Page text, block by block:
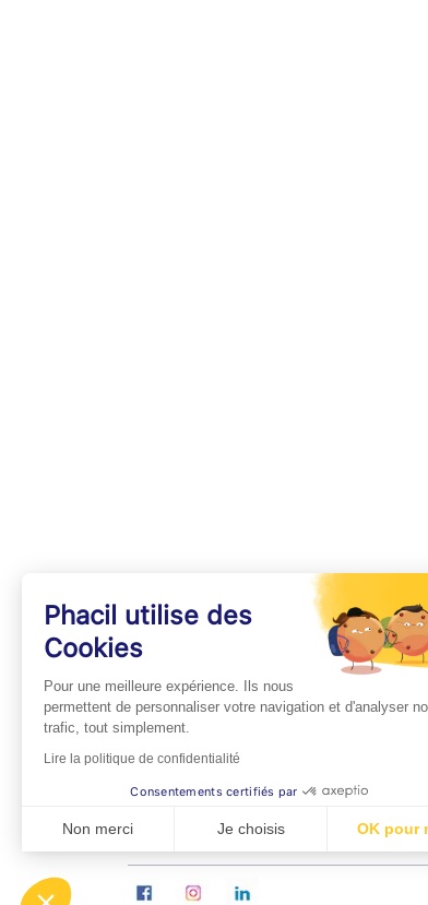
INFOS PRATIQUES
Professionnels de Santé
Espace Pharmaciens
Foire aux questions
Phacil utilise des
Cookies
Pour une meilleure expérience. Ils nous
permettent de personnaliser votre navigation et d'analyser
trafic, tout simplement.
Lire la politique de confidentialité
Consentements certifiés par
Non merci Je choisis OK pour
Axeptio consent
Plateforme de Gestion du Consentement :